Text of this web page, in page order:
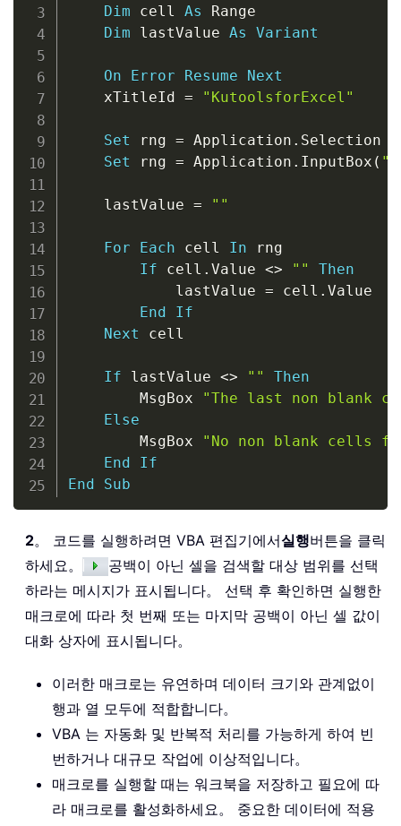
Dim cell As Range
Dim lastValue As Variant
On Error Resume
Next
    xTitleId
= "KutoolsforExcel"
Set rng = Application . Selection
Set rng = Application . InputBox (
    lastValue
= ""
For Each cell In rng
If cell . Value <> ""
Then
            lastValue
= cell . Value
End
If
Next cell
If lastValue <> ""
Then
        MsgBox
"The last non blank
Else
        MsgBox
"No non blank cells
End
If
End
Sub
2。 코드를 실행하려면 VBA 편집기에서실행버튼을 클릭
하세요。
공백이 아닌 셀을 검색할 대상 범위를 선택
하라는 메시지가 표시됩니다。 선택 후 확인하면 실행한
매크로에 따라 첫 번째 또는 마지막 공백이 아닌 셀 값이
대화 상자에 표시됩니다。
이러한 매크로는 유연하며 데이터 크기와 관계없이
행과 열 모두에 적합합니다。
VBA 는 자동화 및 반복적 처리를 가능하게 하여 빈
번하거나 대규모 작업에 이상적입니다。
매크로를 실행할 때는 워크북을 저장하고 필요에 따
라 매크로를 활성화하세요。 중요한 데이터에 적용